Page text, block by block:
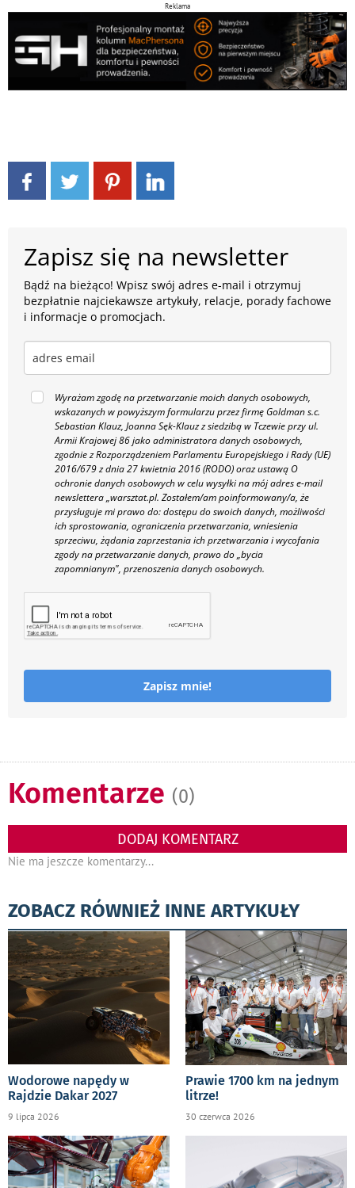
Reklama
Zapisz się na newsletter
Bądź na bieżąco! Wpisz swój adres e-mail i otrzymuj
bezpłatnie najciekawsze artykuły, relacje, porady fachowe
i informacje o promocjach.
Wyrażam zgodę na przetwarzanie moich danych osobowych,
wskazanych w powyższym formularzu przez firmę Goldman s.c.
Sebastian Klauz, Joanna Sęk-Klauz z siedzibą w Tczewie przy ul.
Armii Krajowej 86 jako administratora danych osobowych,
zgodnie z Rozporządzeniem Parlamentu Europejskiego i Rady (UE)
2016/679 z dnia 27 kwietnia 2016 (RODO) oraz ustawą O
ochronie danych osobowych w celu wysyłki na mój adres e-mail
newslettera „warsztat.pl. Zostałem/am poinformowany/a, że
przysługuje mi prawo do: dostępu do swoich danych, możliwości
ich sprostowania, ograniczenia przetwarzania, wniesienia
sprzeciwu, żądania zaprzestania ich przetwarzania i wycofania
zgody na przetwarzanie danych, prawo do „bycia
zapomnianym", przenoszenia danych osobowych.
Zapisz mnie!
Komentarze (0)
DODAJ KOMENTARZ
Nie ma jeszcze komentarzy...
ZOBACZ RÓWNIEŻ INNE ARTYKUŁY
Wodorowe napędy w
Rajdzie Dakar 2027
9 lipca 2026
Prawie 1700 km na jednym
litrze!
30 czerwca 2026